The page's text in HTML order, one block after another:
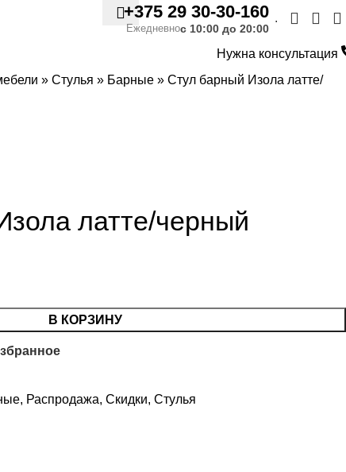
+375 29 30-30-160
Ежедневнос 10:00 до 20:00
.
Нужна консультация
» Стулья » Барные » Стул барный Изола латте/
латте/черный
В КОРЗИНУ
, Распродажа, Скидки, Стулья